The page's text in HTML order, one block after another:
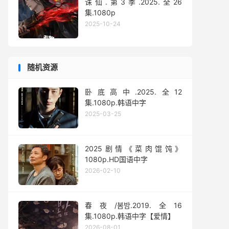
诛仙.第3季.2025.全26
集.1080p
2025-10-24
随机资源
卧底高中.2025.全12
集.1080p.韩语中字
2025-03-25
2025剧情《菜肉馄饨》
1080p.HD国语中字
2026-02-10
春夜/봄밤‎.2019.全16
集.1080p.韩语中字【爱情】
2026-08-01